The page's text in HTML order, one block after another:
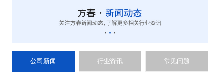
公司新闻 行业资讯 常见问题